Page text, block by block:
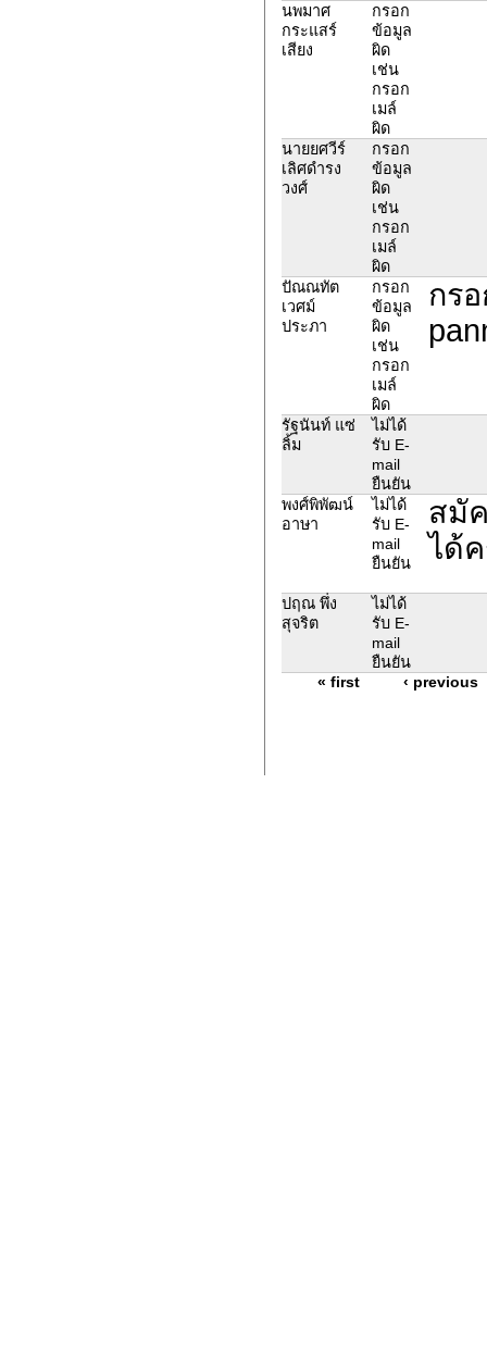
นพมาศ
กระแสร์
เสียง
กรอก
ข้อมูล
ผิด
เช่น
กรอก
เมล์
ผิด
นายยศวีร์
เลิศดำรง
วงศ์
กรอก
ข้อมูล
ผิด
เช่น
กรอก
เมล์
ผิด
ปัณณทัต
เวศม์
ประภา
กรอก
ข้อมูล
ผิด
เช่น
กรอก
เมล์
ผิด
กร
รัฐนันท์ แซ่
ลิ้ม
ไม่ได้
รับ E-
mail
ยืนยัน
พงศ์พิพัฒน์
อาษา
ไม่ได้
รับ E-
mail
ยืนยัน
สมั
ได้
ปฤณ พึ่ง
สุจริต
ไม่ได้
รับ E-
mail
ยืนยัน
« first
‹ previous